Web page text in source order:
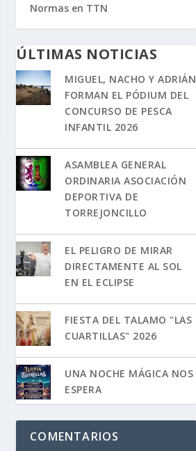
Normas en TTN
ÚLTIMAS NOTICIAS
MIGUEL, NACHO Y ADRIÁN
FORMAN EL PÓDIUM DEL
CONCURSO DE PESCA
INFANTIL 2026
ASAMBLEA GENERAL
ORDINARIA ASOCIACIÓN
DEPORTIVA DE
TORREJONCILLO
EL PELIGRO DE MIRAR
DIRECTAMENTE AL SOL
EN EL ECLIPSE
FIESTA DEL TALAMO "LAS
CUARTILLAS" 2026
UNA NOCHE MÁGICA NOS
ESPERA
COMENTARIOS